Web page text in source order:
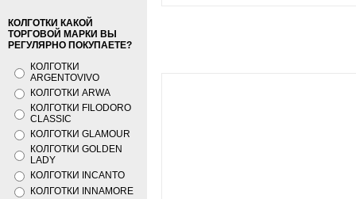
КОЛГОТКИ КАКОЙ
ТОРГОВОЙ МАРКИ ВЫ
РЕГУЛЯРНО ПОКУПАЕТЕ?
КОЛГОТКИ
ARGENTOVIVO
КОЛГОТКИ ARWA
КОЛГОТКИ FILODORO
CLASSIC
КОЛГОТКИ GLAMOUR
КОЛГОТКИ GOLDEN
LADY
КОЛГОТКИ INCANTO
КОЛГОТКИ INNAMORE